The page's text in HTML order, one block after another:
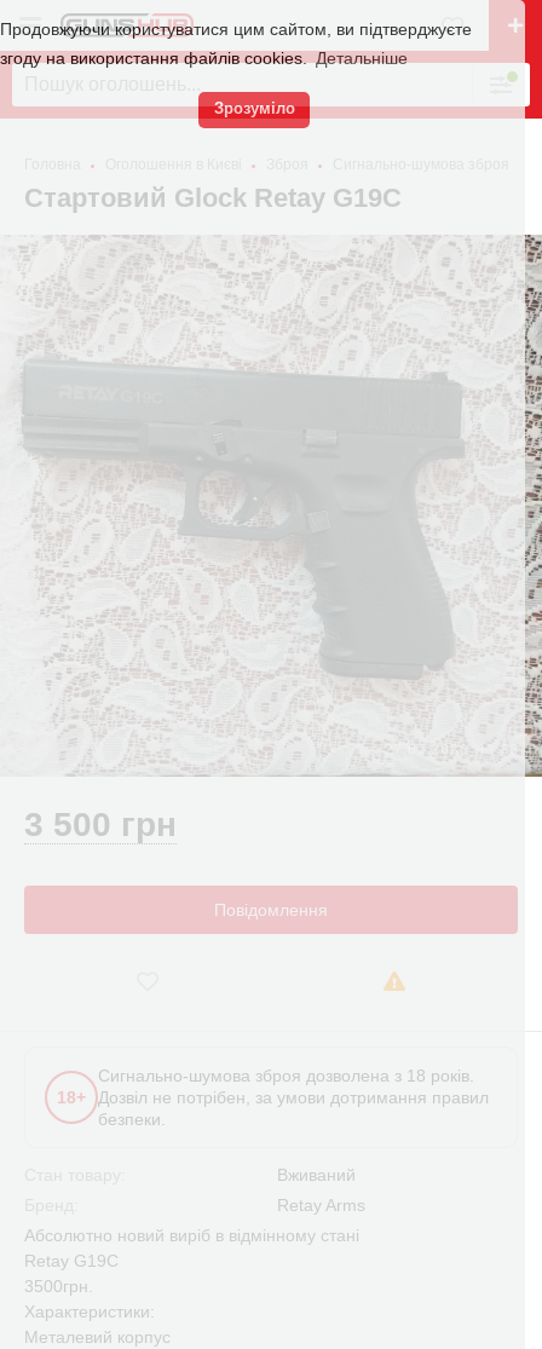
Продовжуючи користуватися цим сайтом, ви підтверджуєте
згоду на використання файлів cookies.
Детальніше
Зрозуміло
Стартовий Glock Retay G19C
3 500 грн
Повідомлення
18+
Сигнально-шумова зброя дозволена з 18 років.
Дозвіл не потрібен, за умови дотримання правил
безпеки.
Вживаний
Retay Arms
Абсолютно новий виріб в відмінному стані
Retay G19C
3500грн.
Характеристики:
Металевий корпус